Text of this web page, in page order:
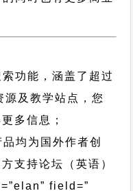
功能，涵盖了超过
及教学站点，您
多信息；
均为国外作者创
支持论坛
（英语）
field=”